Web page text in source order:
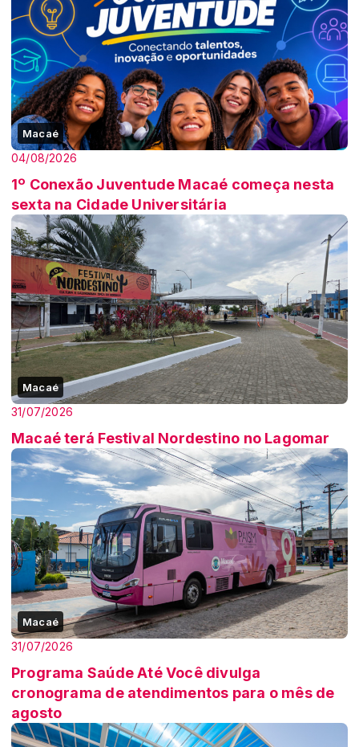
Macaé
04/08/2026
1º Conexão Juventude Macaé começa nesta
sexta na Cidade Universitária
Macaé
31/07/2026
Macaé terá Festival Nordestino no Lagomar
Macaé
31/07/2026
Programa Saúde Até Você divulga
cronograma de atendimentos para o mês de
agosto